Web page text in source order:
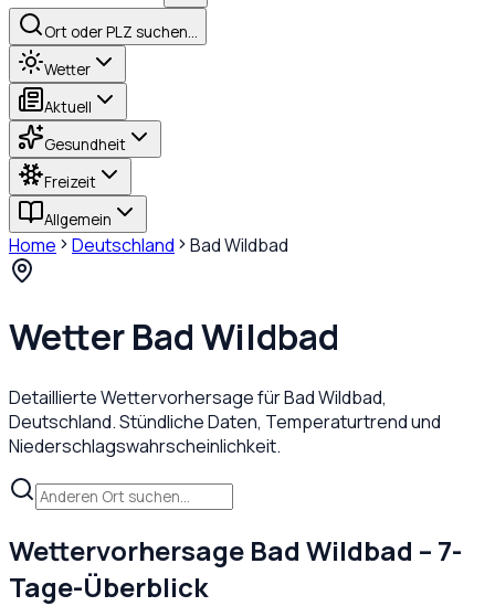
Ort oder PLZ suchen…
Wetter
Aktuell
Gesundheit
Freizeit
Allgemein
Home Deutschland Bad Wildbad
WetterBad Wildbad
Detaillierte Wettervorhersage fürBad Wildbad,
Deutschland. Stündliche Daten, Temperaturtrend und
Niederschlagswahrscheinlichkeit.
Wettervorhersage Bad Wildbad – 7-
Tage-Überblick